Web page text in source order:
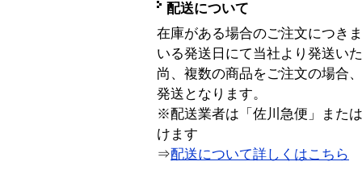
配送について
在庫がある場合のご注文につき
いる発送日にて当社より発送い
尚、複数の商品をご注文の場合
発送となります。
※配送業者は「佐川急便」また
けます
⇒配送について詳しくはこちら